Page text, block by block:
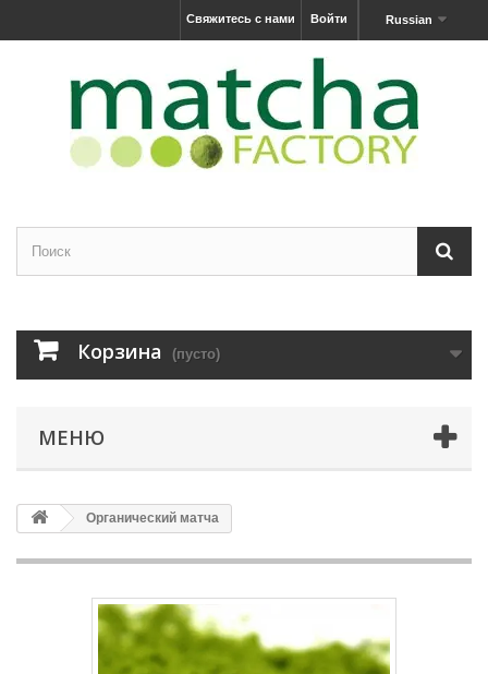
Russian
Войти
Свяжитесь с нами
Корзина (пусто)
МЕНЮ
Органический матча